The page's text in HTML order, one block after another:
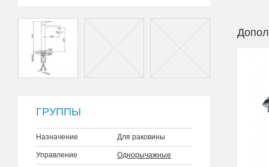
ГРУППЫ
Назначение Для раковины
Управление Однорычажные